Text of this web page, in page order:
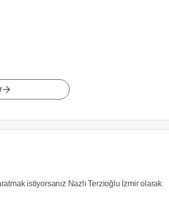
istiyorsanız Nazlı Terzioğlu İzmir olarak